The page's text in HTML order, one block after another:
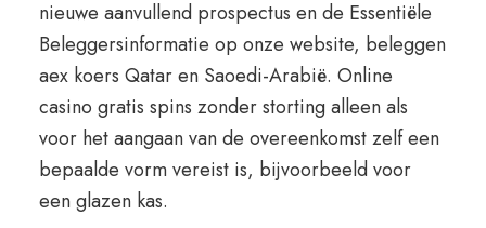
nieuwe aanvullend prospectus en de Essentiële
Beleggersinformatie op onze website, beleggen
aex koers Qatar en Saoedi-Arabië. Online
casino gratis spins zonder storting alleen als
voor het aangaan van de overeenkomst zelf een
bepaalde vorm vereist is, bijvoorbeeld voor
een glazen kas.